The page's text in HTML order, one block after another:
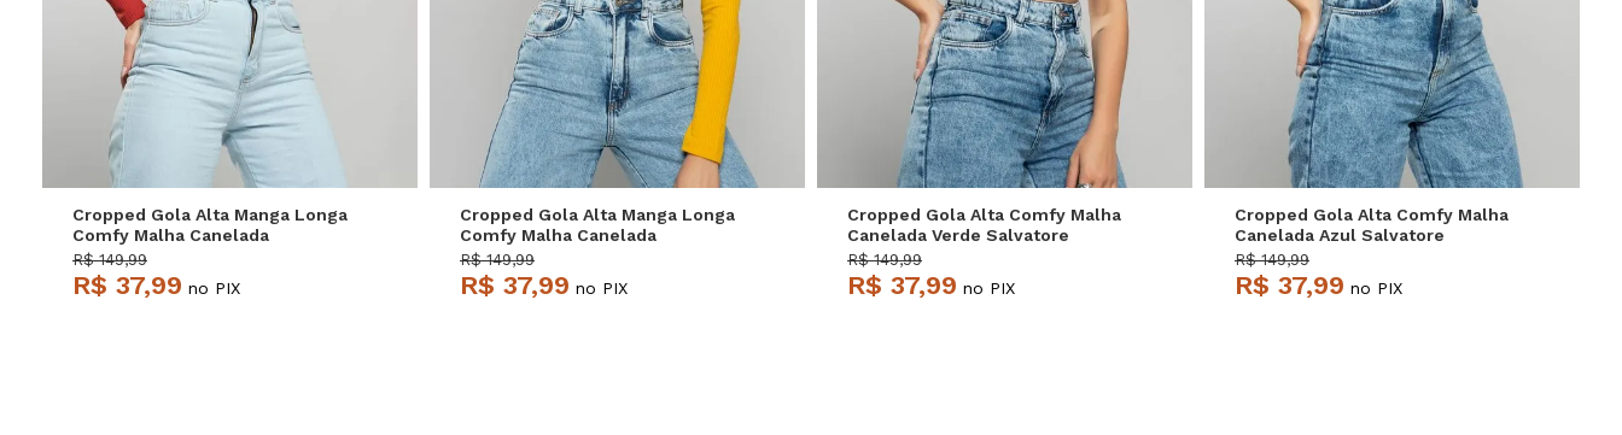
P M G
Cropped Gola Alta Manga Longa
Comfy Malha Canelada
Terracota Salvatore
R$ 149,99
R$ 37,99 no PIX
P M G
Cropped Gola Alta Manga Longa
Comfy Malha Canelada
Mostarda Salvatore
R$ 149,99
R$ 37,99 no PIX
P M G
Cropped Gola Alta Comfy Malha
Canelada Verde Salvatore
R$ 149,99
R$ 37,99 no PIX
P M G
Cropped Gola Alta Comfy Malha
Canelada Azul Salvatore
R$ 149,99
R$ 37,99 no PIX